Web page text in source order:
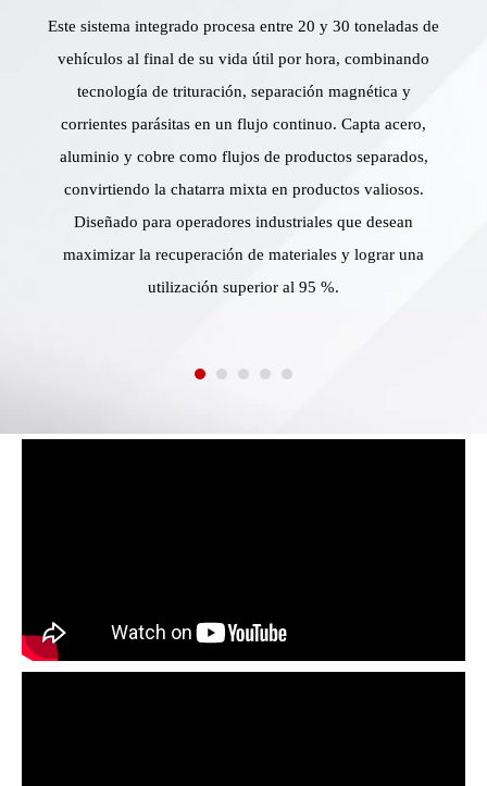
Este sistema integrado procesa entre 20 y 30 toneladas de
vehículos al final de su vida útil por hora, combinando
tecnología de trituración, separación magnética y
corrientes parásitas en un flujo continuo. Capta acero,
aluminio y cobre como flujos de productos separados,
convirtiendo la chatarra mixta en productos valiosos.
Diseñado para operadores industriales que desean
maximizar la recuperación de materiales y lograr una
utilización superior al 95 %.